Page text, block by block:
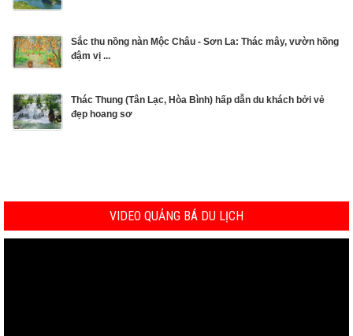
Sắc thu nồng nàn Mộc Châu - Sơn La: Thác mây, vườn hồng
đậm vị ...
Thác Thung (Tân Lạc, Hòa Bình) hấp dẫn du khách bởi vẻ
đẹp hoang sơ
VIDEO QUẢNG BÁ DU LỊCH